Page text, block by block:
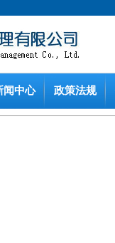
闻中心 政策法规